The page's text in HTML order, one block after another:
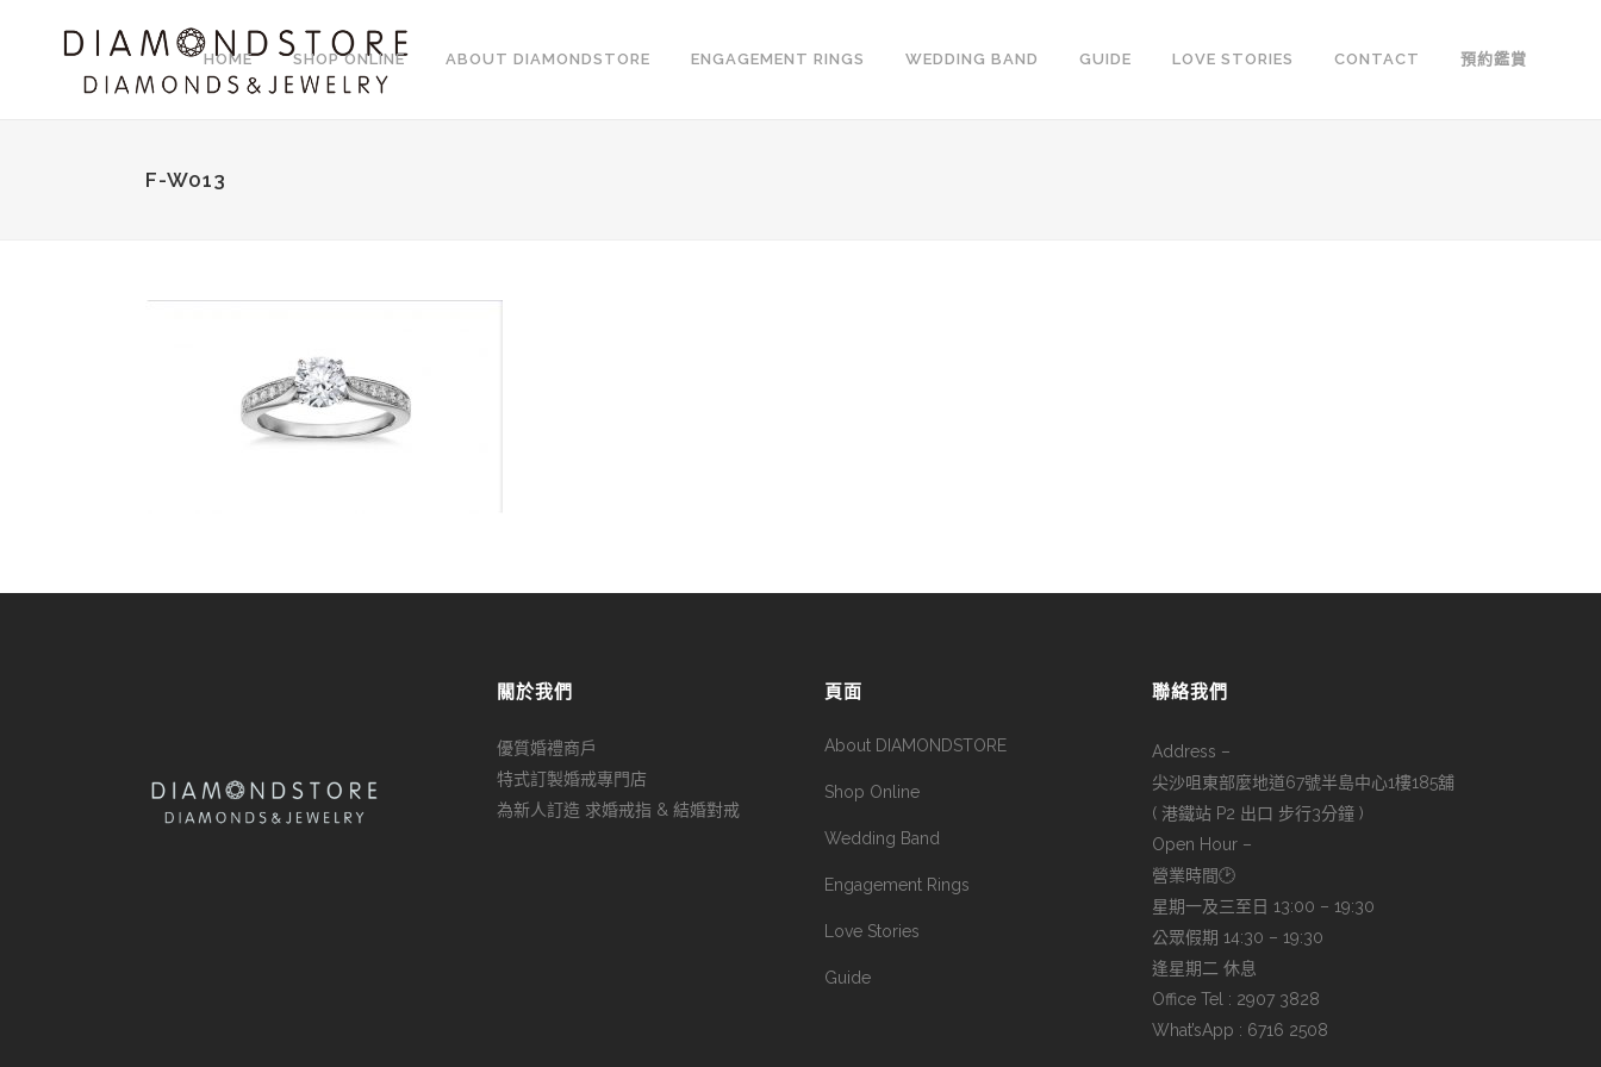
HOME SHOP ONLINE ABOUT DIAMONDSTORE ENGAGEMENT RINGS WEDDING BAND GUIDE LOVE STORIES CONTACT 預約鑑賞
F-W013
關於我們
優質婚禮商戶
特式訂製婚戒專門店
為新人訂造 求婚戒指 & 結婚對戒
頁面
About DIAMONDSTORE
Shop Online
Wedding Band
Engagement Rings
Love Stories
Guide
聯絡我們
Address –
尖沙咀東部麼地道67號半島中心1樓185舖
( 港鐵站 P2 出口 步行3分鐘 )
Open Hour –
營業時間🕑
星期一及三至日 13:00 – 19:30
公眾假期 14:30 – 19:30
逢星期二 休息
Office Tel : 2907 3828
What’sApp : 6716 2508